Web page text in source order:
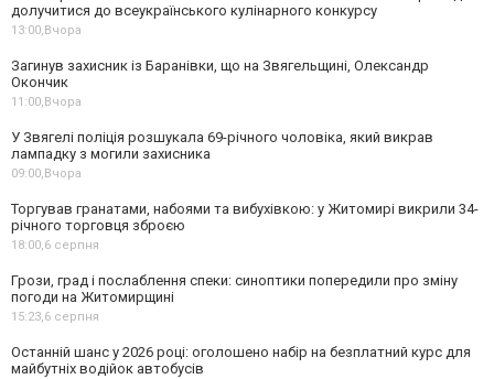
долучитися до всеукраїнського кулінарного конкурсу
13:00,Вчора
Загинув захисник із Баранівки, що на Звягельщині, Олександр
Окончик
11:00,Вчора
У Звягелі поліція розшукала 69-річного чоловіка, який викрав
лампадку з могили захисника
09:00,Вчора
Торгував гранатами, набоями та вибухівкою: у Житомирі викрили 34-
річного торговця зброєю
18:00,6 серпня
Грози, град і послаблення спеки: синоптики попередили про зміну
погоди на Житомирщині
15:23,6 серпня
Останній шанс у 2026 році: оголошено набір на безплатний курс для
майбутніх водійок автобусів